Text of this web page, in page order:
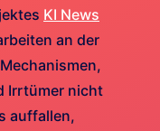
KI News
an der
Irrtümer nicht
auffallen,